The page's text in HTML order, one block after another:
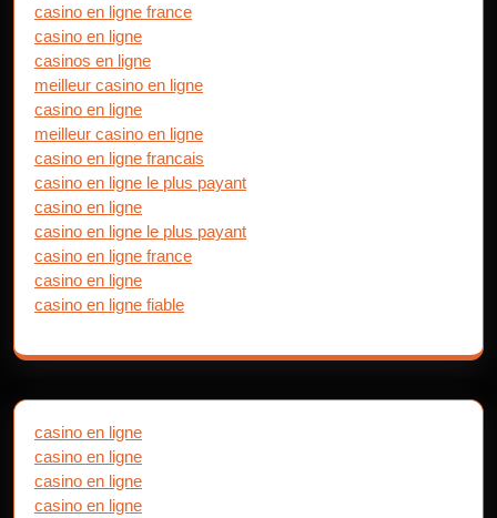
casino en ligne france
casino en ligne
casinos en ligne
meilleur casino en ligne
casino en ligne
meilleur casino en ligne
casino en ligne francais
casino en ligne le plus payant
casino en ligne
casino en ligne le plus payant
casino en ligne france
casino en ligne
casino en ligne fiable
casino en ligne
casino en ligne
casino en ligne
casino en ligne